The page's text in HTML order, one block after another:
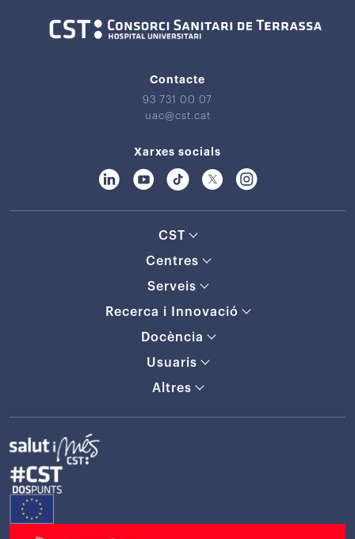
Contacte
93 731 00 07
uac@cst.cat
Xarxes socials
CST
Centres
Serveis
Recerca i Innovació
Docència
Usuaris
Altres